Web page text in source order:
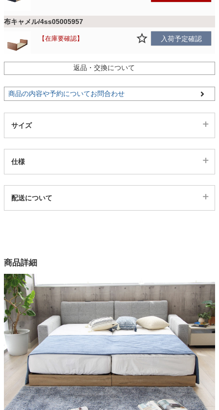
インテリア雑貨
ガーデン
タワー
布キャメル/4ss05005957
在庫要確認 入荷予定確認
PVCブラック/4ss05005958
カートに入れる
返品・交換について
商品の内容や予約についてお問合わせ
サイズ
仕様
4ss05005955
4色
張地
ファブリック（ポリエステル100%）、ブラックのみPVC
詰物
ウレタンフォーム
フレーム
プリント粧繊維板
ヘッドボード
ロータイプ
配送について
商品詳細